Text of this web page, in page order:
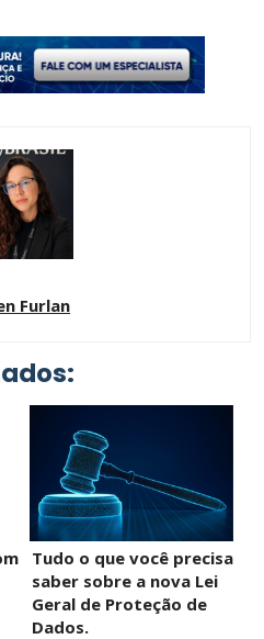
Furlan
Tudo o que você precisa
saber sobre a nova Lei
Geral de Proteção de
Dados.